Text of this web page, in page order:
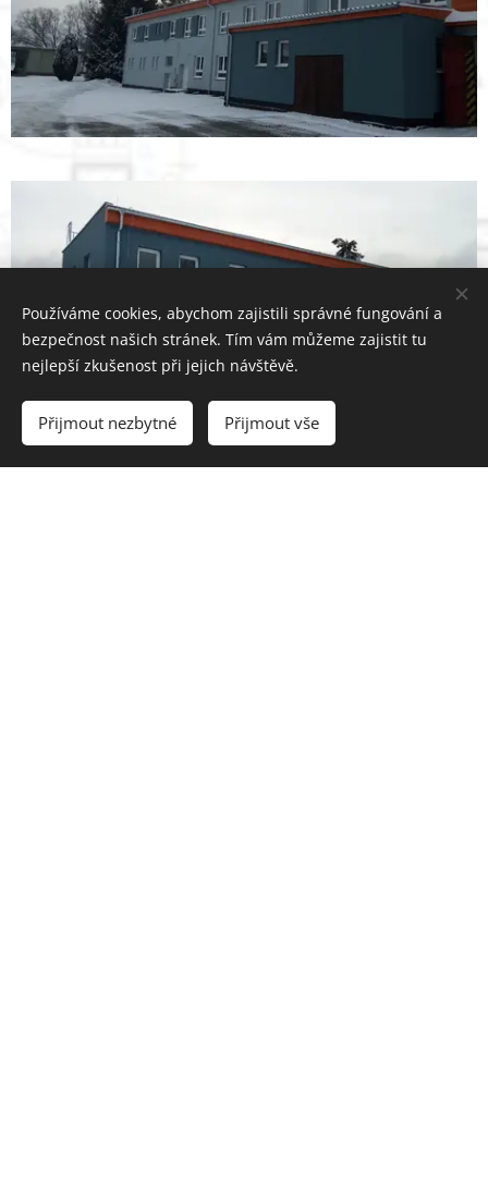
Používáme cookies, abychom zajistili správné fungování a
bezpečnost našich stránek. Tím vám můžeme zajistit tu
nejlepší zkušenost při jejich návštěvě.
Přijmout nezbytné Přijmout vše